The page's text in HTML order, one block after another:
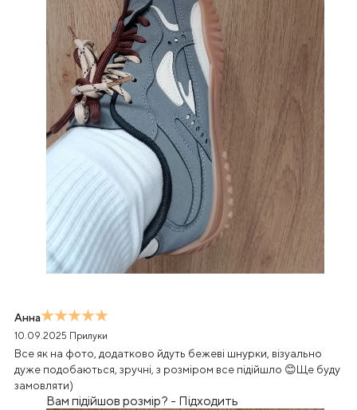
Анна
10.09.2025 Прилуки
Все як на фото, додатково йдуть бежеві шнурки, візуально
дуже подобаються, зручні, з розміром все підійшло 😊Ще буду
замовляти)
Вам підійшов розмір? - Підходить